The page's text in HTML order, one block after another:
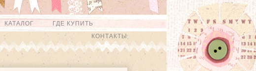
КАТАЛОГ
ГДЕ КУПИТЬ
КОНТАКТЫ